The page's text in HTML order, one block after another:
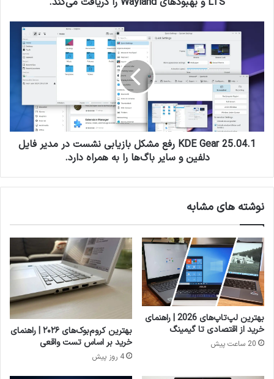
Wayland
دریافت
می‌کند.
25.04.1
مشکل
بازیابی
نشست
مدیر
فایل
سایر
را
دارد.
KDE Gear 25.04.1 رفع مشکل بازیابی نشست در مدیر فایل
دلفین و سایر باگ‌ها را به همراه دارد.
نوشته های مشابه
بهترین لپ‌تاپ‌های 2026 | راهنمای
خرید از اقتصادی تا گیمینگ
20 ساعت پیش
بهترین کروم‌بوک‌های ۲۰۲۶ | راهنمای
خرید بر اساس تست واقعی
4 روز پیش